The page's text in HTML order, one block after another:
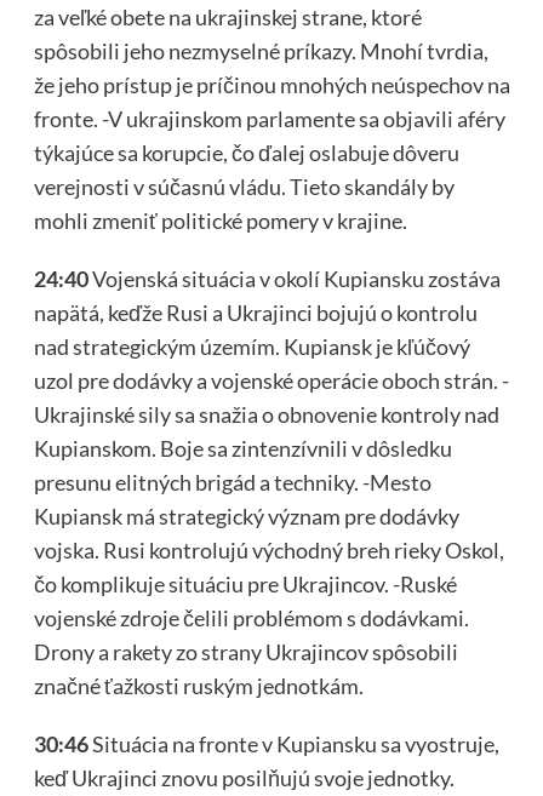
za veľké obete na ukrajinskej strane, ktoré
spôsobili jeho nezmyselné príkazy. Mnohí tvrdia,
že jeho prístup je príčinou mnohých neúspechov na
fronte. -V ukrajinskom parlamente sa objavili aféry
týkajúce sa korupcie, čo ďalej oslabuje dôveru
verejnosti v súčasnú vládu. Tieto skandály by
mohli zmeniť politické pomery v krajine.
24:40Vojenská situácia v okolí Kupiansku zostáva
napätá, keďže Rusi a Ukrajinci bojujú o kontrolu
nad strategickým územím. Kupiansk je kľúčový
uzol pre dodávky a vojenské operácie oboch strán. -
Ukrajinské sily sa snažia o obnovenie kontroly nad
Kupianskom. Boje sa zintenzívnili v dôsledku
presunu elitných brigád a techniky. -Mesto
Kupiansk má strategický význam pre dodávky
vojska. Rusi kontrolujú východný breh rieky Oskol,
čo komplikuje situáciu pre Ukrajincov. -Ruské
vojenské zdroje čelili problémom s dodávkami.
Drony a rakety zo strany Ukrajincov spôsobili
značné ťažkosti ruským jednotkám.
30:46Situácia na fronte v Kupiansku sa vyostruje,
keď Ukrajinci znovu posilňujú svoje jednotky.